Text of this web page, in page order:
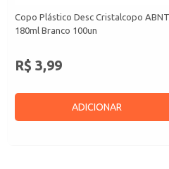
Copo Plástico Desc Cristalcopo ABNT
180ml Branco 100un
R$ 3,99
ADICIONAR